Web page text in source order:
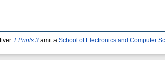
EPrints 3 amit a School of Electronics and Computer